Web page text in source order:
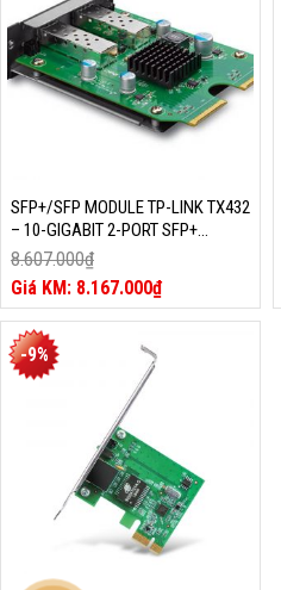
SFP+/SFP MODULE TP-LINK TX432
– 10-GIGABIT 2-PORT SFP+
MODULE
8.607.000₫
Giá
gốc
là:
8.607.000₫.
8.167.000₫
Giá
hiện
tại
là:
-9%